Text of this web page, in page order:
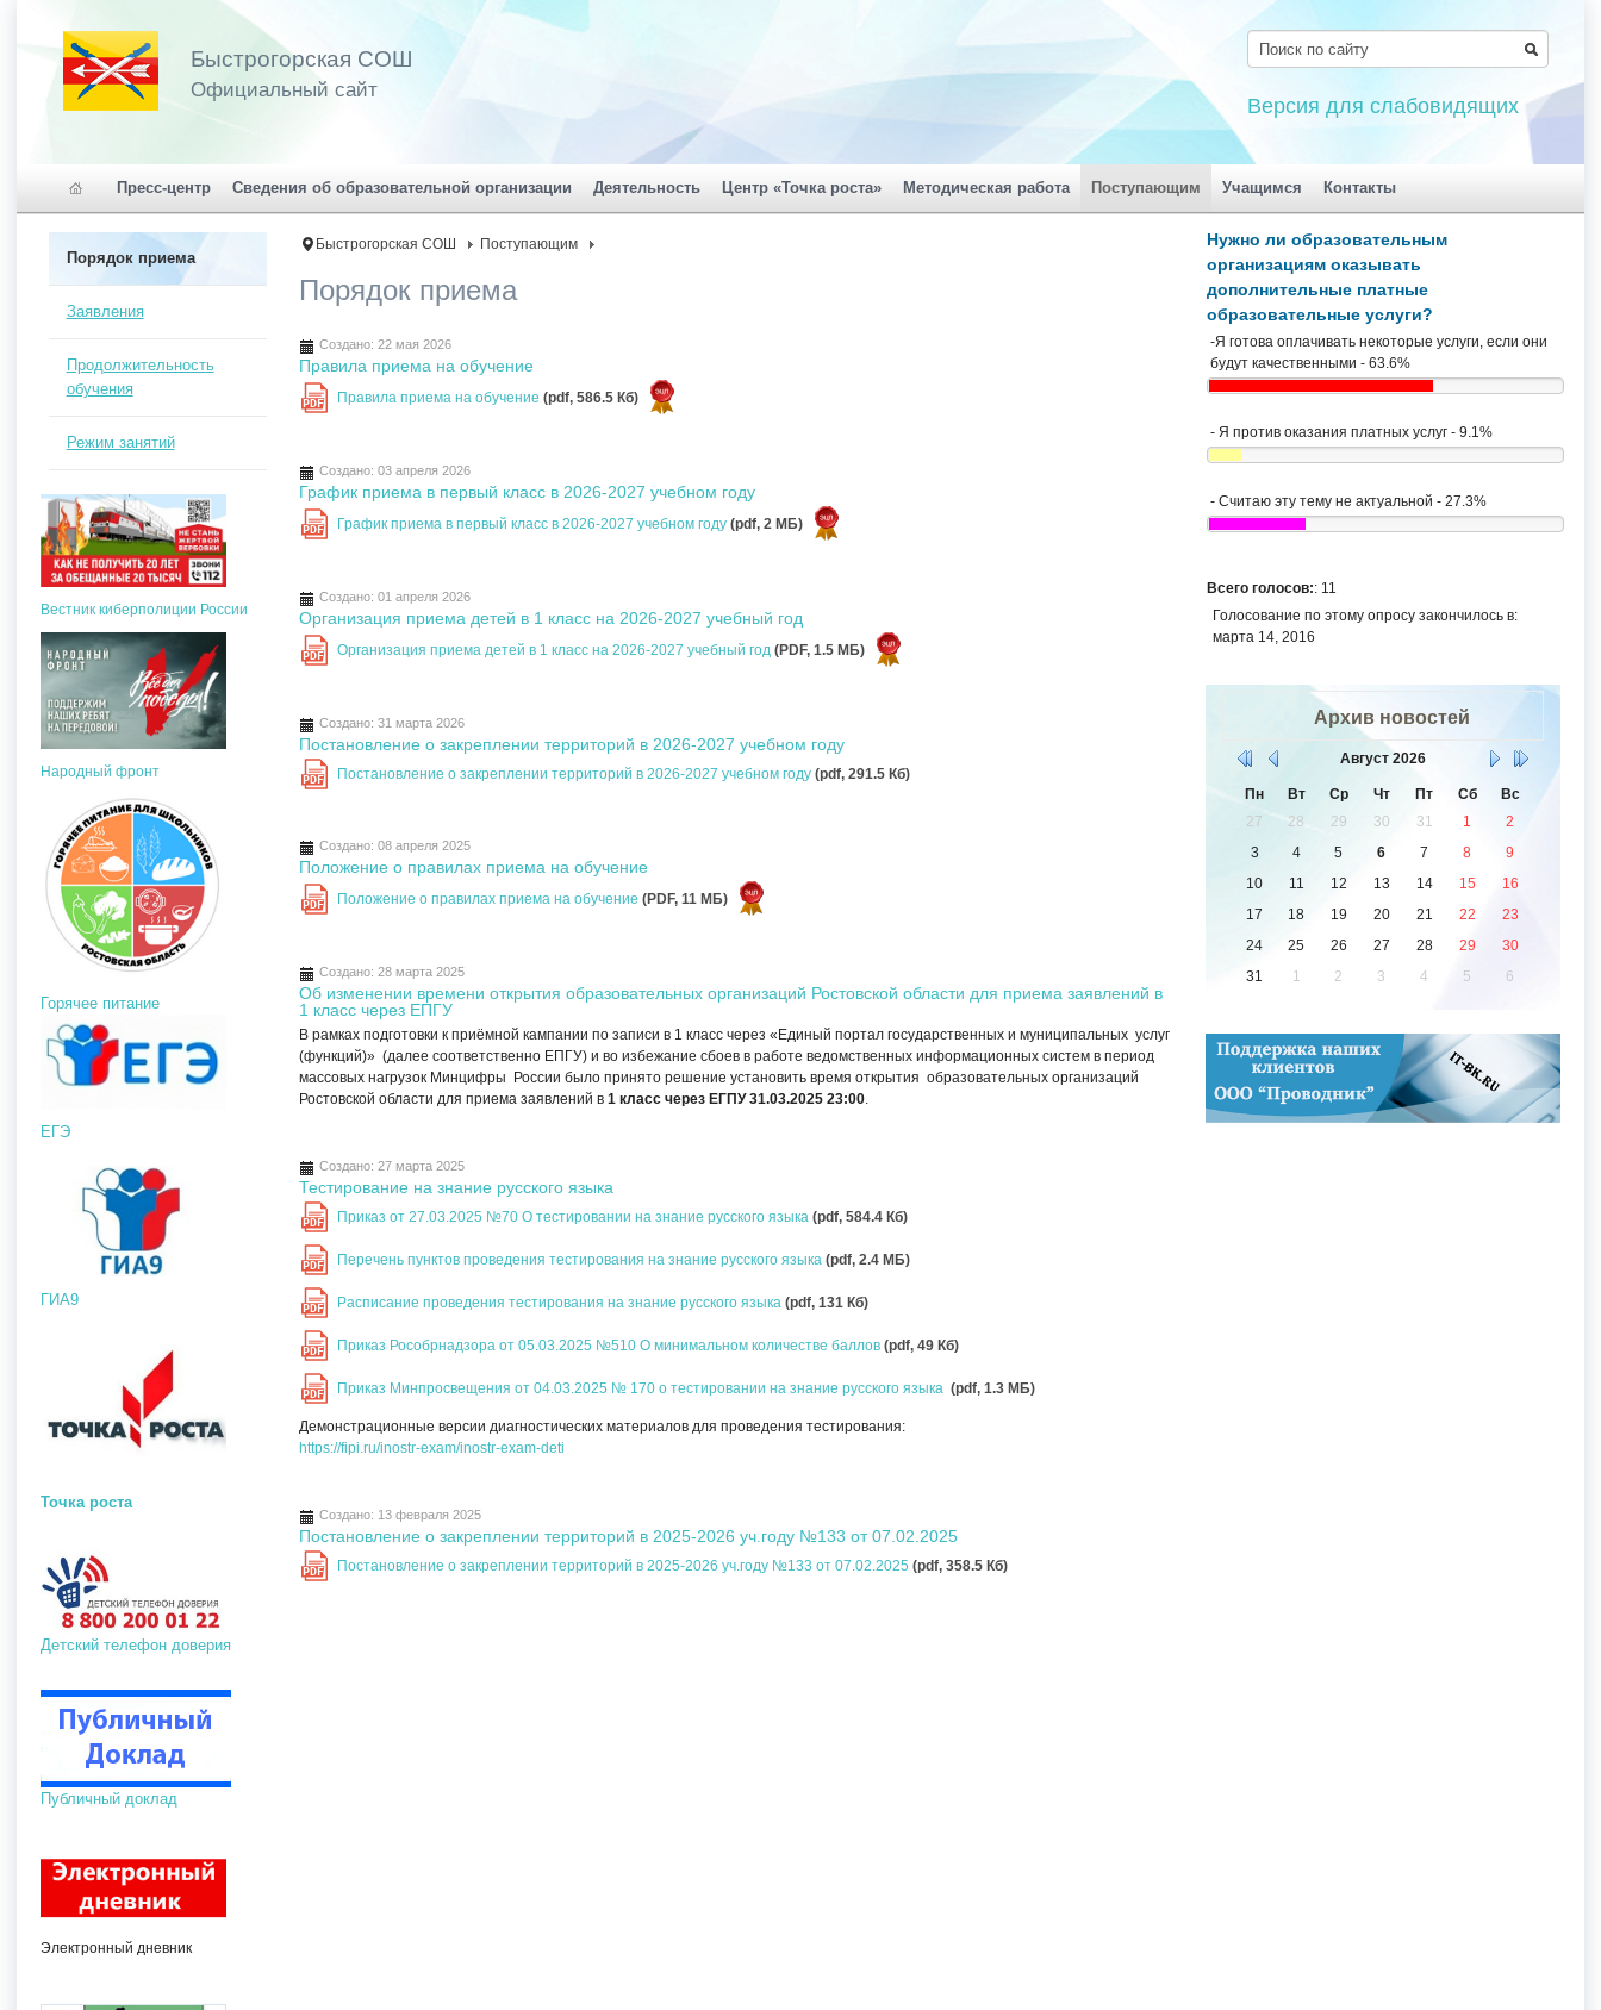
Быстрогорская СОШ
Официальный сайт
Версия для слабовидящих
Пресс-центр Сведения об образовательной организации Деятельность Центр «Точка роста» Методическая работа Поступающим Учащимся Контакты
Быстрогорская СОШ Поступающим
Порядок приема
Создано: 22 мая 2026
Правила приема на обучение
PDF Правила приема на обучение (pdf, 586.5 Кб)
ОБЩЕОБРАЗОВАТЕЛЬНАЯ ШКОЛА
Создано: 03 апреля 2026
График приема в первый класс в 2026-2027 учебном году
PDF График приема в первый класс в 2026-2027 учебном году (pdf, 2 MБ)
ОБЩЕОБРАЗОВАТЕЛЬНАЯ ШКОЛА
Создано: 01 апреля 2026
Организация приема детей в 1 класс на 2026-2027 учебный год
PDF Организация приема детей в 1 класс на 2026-2027 учебный год (PDF, 1.5 MБ)
Создано: 31 марта 2026
Постановление о закреплении территорий в 2026-2027 учебном году
PDF Постановление о закреплении территорий в 2026-2027 учебном году (pdf, 291.5 Кб)
Создано: 08 апреля 2025
Положение о правилах приема на обучение
PDF Положение о правилах приема на обучение (PDF, 11 MБ)
Создано: 28 марта 2025
Об изменении времени открытия образовательных организаций Ростовской области для приема заявлений в
1 класс через ЕПГУ
В рамках подготовки к приёмной кампании по записи в 1 класс через «Единый портал государственных и муниципальных услуг
(функций)» (далее соответственно ЕПГУ) и во избежание сбоев в работе ведомственных информационных систем в период
массовых нагрузок Минцифры России было принято решение установить время открытия образовательных организаций
Ростовской области для приема заявлений в 1 класс через ЕГПУ 31.03.2025 23:00.
Создано: 27 марта 2025
Тестирование на знание русского языка
PDF Приказ от 27.03.2025 №70 О тестировании на знание русского языка (pdf, 584.4 Кб)
PDF Перечень пунктов проведения тестирования на знание русского языка (pdf, 2.4 MБ)
PDF Расписание проведения тестирования на знание русского языка (pdf, 131 Кб)
PDF Приказ Рособрнадзора от 05.03.2025 №510 О минимальном количестве баллов (pdf, 49 Кб)
PDF Приказ Минпросвещения от 04.03.2025 № 170 о тестировании на знание русского языка (pdf, 1.3 MБ)
Демонстрационные версии диагностических материалов для проведения тестирования:
https://fipi.ru/inostr-exam/inostr-exam-deti
Создано: 13 февраля 2025
Постановление о закреплении территорий в 2025-2026 уч.году №133 от 07.02.2025
PDF Постановление о закреплении территорий в 2025-2026 уч.году №133 от 07.02.2025 (pdf, 358.5 Кб)
Порядок приема
Заявления
Продолжительность
обучения
Режим занятий
Вестник киберполиции России
Народный фронт
Горячее питание
ЕГЭ
ГИА9
Точка роста
Детский телефон доверия
Публичный доклад
Электронный дневник
Нужно ли образовательным
организациям оказывать
дополнительные платные
образовательные услуги?
-Я готова оплачивать некоторые услуги, если они
будут качественными - 63.6%
- Я против оказания платных услуг - 9.1%
- Считаю эту тему не актуальной - 27.3%
Всего голосов:: 11
Голосование по этому опросу закончилось в:
марта 14, 2016
Архив новостей
Август 2026
Пн Вт Ср Чт Пт Сб
Вс
27
28 29 30 31 1
2
3
4 5 6 7 8
9
10
11 12 13 14 15
16
17
18 19 20 21 22
23
24
25 26 27 28 29
30
31
1 2 3 4 5 6